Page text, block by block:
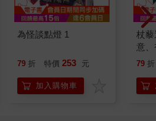
為怪談點燈 1
79 折 特價 253 元
加入購物車
杖
意
恭
79 折